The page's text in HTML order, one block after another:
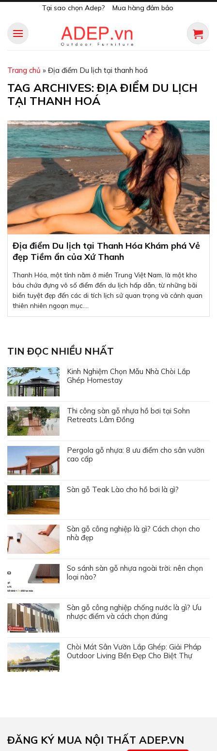
content
Tại sao chọn Adep? Mua hàng đảm bảo
Trang chủ » Địa điểm Du lịch tại thanh hoá
TAG ARCHIVES:ĐỊA ĐIỂM DU LỊCH
TẠI THANH HOÁ
Địa điểm Du lịch tại Thanh Hóa Khám phá Vẻ
đẹp Tiềm ẩn của Xứ Thanh
Thanh Hóa, một tỉnh nằm ở miền Trung Việt Nam, là một kho
báu chứa đựng vô số điểm đến du lịch hấp dẫn, từ những bãi
biển tuyệt đẹp đến các di tích lịch sử quan trọng và cảnh quan
thiên nhiên ngoạn mục....
TIN ĐỌC NHIỀU NHẤT
Kinh Nghiệm Chọn Mẫu Nhà Chòi Lắp
Ghép Homestay
Thi công sàn gỗ nhựa hồ bơi tại Sohn
Retreats Lâm Đồng
Pergola gỗ nhựa: 8 ưu điểm cho sân vườn
cao cấp
Sàn gỗ Teak Lào cho hồ bơi là gì?
Sàn gỗ công nghiệp là gì? Cách chọn cho
nhà đẹp
So sánh sàn gỗ nhựa ngoài trời: nên chọn
loại nào?
Sàn gỗ công nghiệp chống nước là gì? Ưu
nhược điểm và cách chọn đúng
Chòi Mát Sân Vườn Lắp Ghép: Giải Pháp
Outdoor Living Bền Đẹp Cho Biệt Thự
ĐĂNG KÝ MUA NỘI THẤT ADEP.VN